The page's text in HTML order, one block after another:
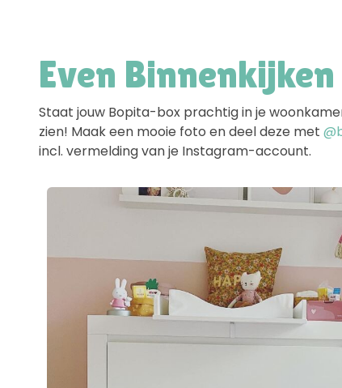
Even Binnenkijken
Staat jouw Bopita-box prachtig in je
zien! Maak een mooie foto en deel deze met
incl. vermelding van je Instagram-account.